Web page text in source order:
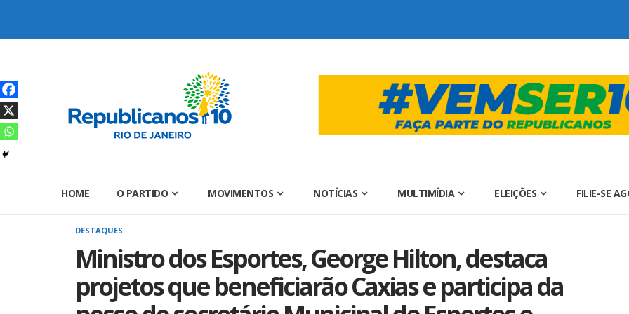
HOME O PARTIDO MOVIMENTOS NOTÍCIAS MULTIMÍDIA ELEIÇÕES FILIE-SE
DESTAQUES
Ministro dos Esportes, George Hilton, destaca
projetos que beneficiarão Caxias e participa da